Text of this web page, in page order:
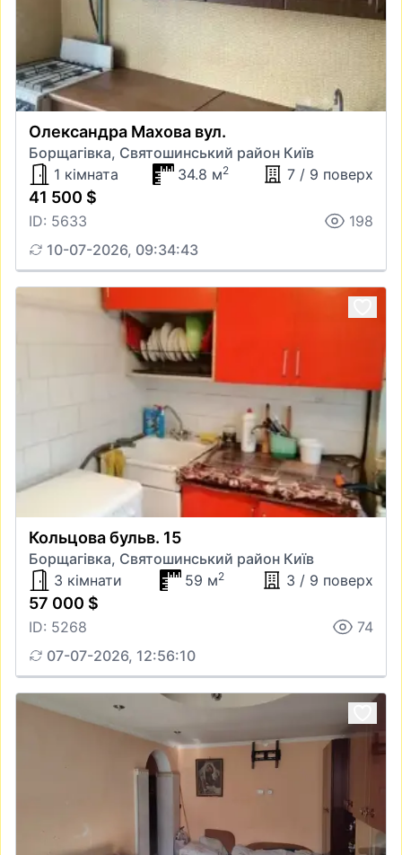
Олександра Махова вул.
Борщагівка, Святошинський район Київ
1 кімната
34.8 м2 7 / 9 поверх
41 500 $
ID: 5633
198
10-07-2026, 09:34:43
Кольцова бульв. 15
Борщагівка, Святошинський район Київ
3 кімнати
59 м2 3 / 9 поверх
57 000 $
ID: 5268
74
07-07-2026, 12:56:10